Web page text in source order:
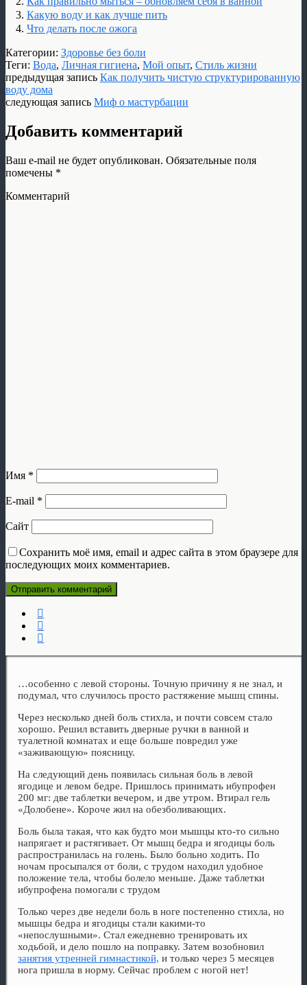
Какую воду и как лучше пить
Что делать после ожога
Категории: Здоровье без боли
Теги: Вода, Личная гигиена, Мой опыт, Стиль жизни
предыдущая запись Как получить чистую структурированную
воду дома
следующая запись Миф о мастурбации
Добавить комментарий
Ваш e-mail не будет опубликован. Обязательные поля
помечены *
Комментарий
Имя *
E-mail *
Сайт
Сохранить моё имя, email и адрес сайта в этом браузере для
последующих моих комментариев.
…особенно с левой стороны. Точную причину я не знал, и
подумал, что случилось просто растяжение мышц спины.
Через несколько дней боль стихла, и почти совсем стало
хорошо. Решил вставить дверные ручки в ванной и
туалетной комнатах и еще больше повредил уже
«заживающую» поясницу.
На следующий день появилась сильная боль в левой
ягодице и левом бедре. Пришлось принимать ибупрофен
200 мг: две таблетки вечером, и две утром. Втирал гель
«Долобене». Короче жил на обезболивающих.
Боль была такая, что как будто мои мышцы кто-то сильно
напрягает и растягивает. От мышц бедра и ягодицы боль
распространилась на голень. Было больно ходить. По
ночам просыпался от боли, с трудом находил удобное
положение тела, чтобы болело меньше. Даже таблетки
ибупрофена помогали с трудом
Только через две недели боль в ноге постепенно стихла, но
мышцы бедра и ягодицы стали какими-то
«непослушными». Стал ежедневно тренировать их
ходьбой, и дело пошло на поправку. Затем возобновил
занятия утренней гимнастикой, и только через 5 месяцев
нога пришла в норму. Сейчас проблем с ногой нет!